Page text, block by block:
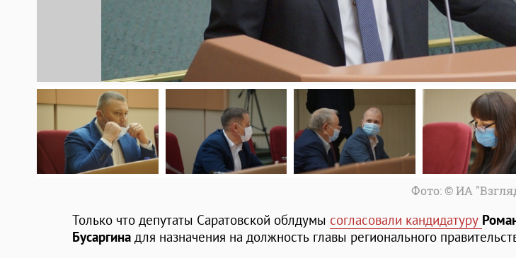
Фото: © ИА
Только что депутаты Саратовской облдумы согласовали кандидатуру
Бусаргина для назначения на должность главы регионального